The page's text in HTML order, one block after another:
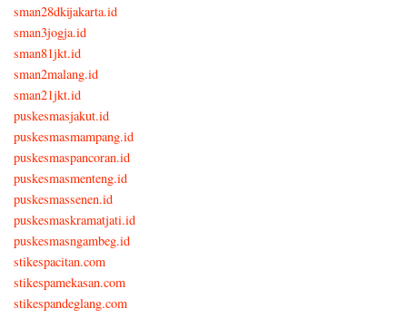
sman28dkijakarta.id
sman3jogja.id
sman81jkt.id
sman2malang.id
sman21jkt.id
puskesmasjakut.id
puskesmasmampang.id
puskesmaspancoran.id
puskesmasmenteng.id
puskesmassenen.id
puskesmaskramatjati.id
puskesmasngambeg.id
stikespacitan.com
stikespamekasan.com
stikespandeglang.com